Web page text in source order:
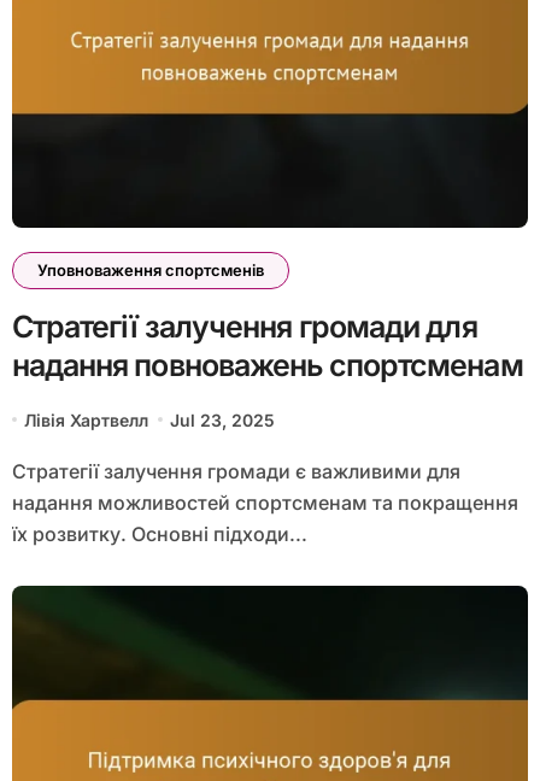
Уповноваження спортсменів
Стратегії залучення громади для
надання повноважень спортсменам
Лівія Хартвелл Jul 23, 2025
Стратегії залучення громади є важливими для
надання можливостей спортсменам та покращення
їх розвитку. Основні підходи...